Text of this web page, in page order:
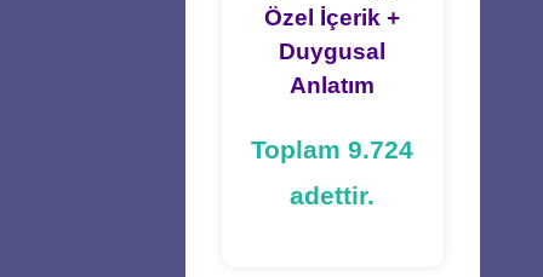
Özel İçerik +
Duygusal
Anlatım
Toplam 9.724
adettir.